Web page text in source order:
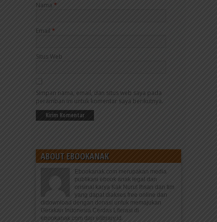
Nama *
Email *
Situs Web
Simpan nama, email, dan situs web saya pada
peramban ini untuk komentar saya berikutnya.
ABOUT EBOOKANAK
Ebookanak.com merupakan media
publikasi ebook anak legal dan
orisinal karya Kak Nurul Ihsan dan tim
yang dapat diakses free online dan
didownload dengan donasi untuk memajukan
Gerakan Indonesia Cerdas Literasi di
ebookanak.com dan elibrary.id.